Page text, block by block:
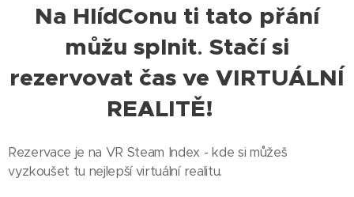
Na HlídConu ti tato přání
můžu splnit. Stačí si
rezervovat čas ve VIRTUÁLNÍ
REALITĚ!
Rezervace je na VR Steam Index - kde si můžeš
vyzkoušet tu nejlepší virtuální realitu.